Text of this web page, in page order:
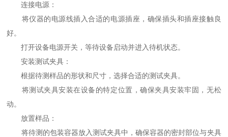
连接电源：
将仪器的电源线插入合适的电源插座，确保插头和插座接触良
好。
打开设备电源开关，等待设备启动并进入待机状态。
安装测试夹具：
根据待测样品的形状和尺寸，选择合适的测试夹具。
将测试夹具安装在设备的特定位置，确保夹具安装牢固，无松
动。
放置样品：
将待测的包装容器放入测试夹具中，确保容器的密封部位与夹具